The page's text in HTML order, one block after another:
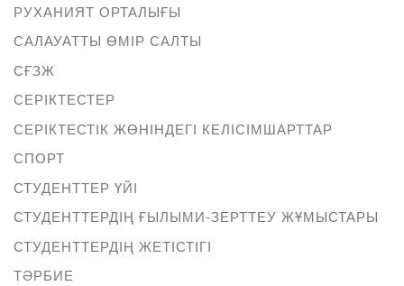
РУХАНИЯТ ОРТАЛЫҒЫ
САЛАУАТТЫ ӨМІР САЛТЫ
СҒЗЖ
СЕРІКТЕСТЕР
СЕРІКТЕСТІК ЖӨНІНДЕГІ КЕЛІСІМШАРТТАР
СПОРТ
СТУДЕНТТЕР ҮЙІ
СТУДЕНТТЕРДІҢ ҒЫЛЫМИ-ЗЕРТТЕУ ЖҰМЫСТАРЫ
СТУДЕНТТЕРДІҢ ЖЕТІСТІГІ
ТӘРБИЕ